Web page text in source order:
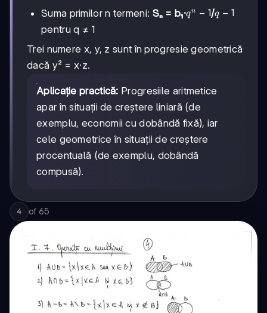
Suma primilor n termeni: Sₙ = b₁·q^n-
qn − 1/q-
q − 1
pentru q ≠ 1
Trei numere x, y, z sunt în progresie geometrică
dacă y² = x·z.
Aplicație practică: Progresiile aritmetice
apar în situații de creștere liniară (de
exemplu, economii cu dobândă fixă), iar
cele geometrice în situații de creștere
procentuală (de exemplu, dobândă
compusă).
4 of 65